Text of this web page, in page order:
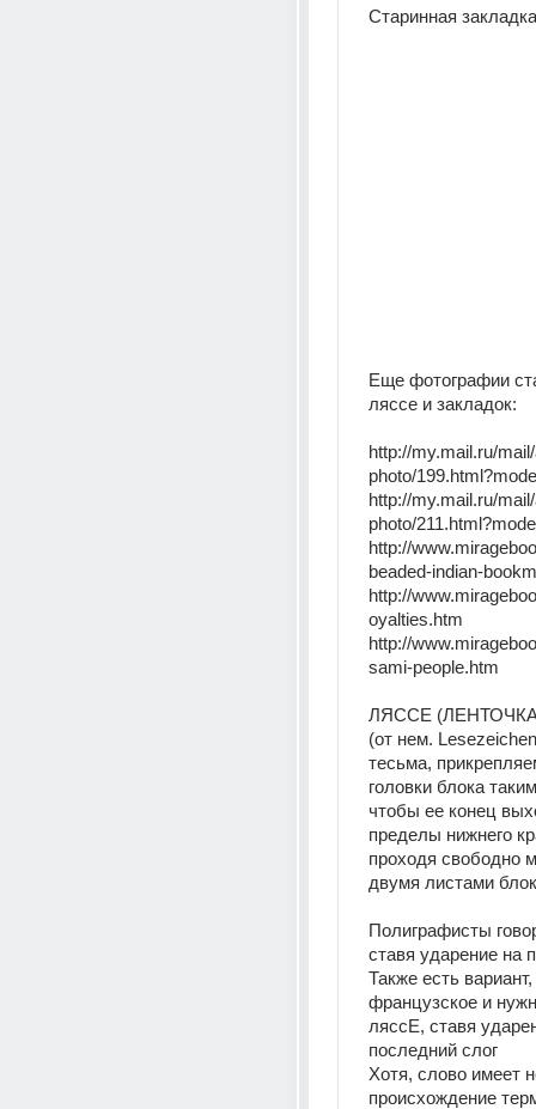
Старинная
Еще фотографии
ляссе и закладок:
http://my.mail.ru/
photo/
http://my.mail.ru/
photo/
http://
beaded-indian-
http://
oyalties.htm
http://
sami-people.htm
ЛЯССЕ
(от нем.
тесьма,
головки блока
чтобы ее конец
пределы нижнего
проходя свободно
двумя листами
Полиграфисты
ставя ударение на
Также есть
французское и
ляссЕ, ставя
последний слог
Хотя, слово имеет
происхождение